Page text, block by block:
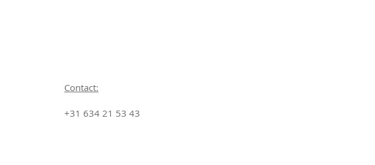
Contact:
+31 634 21 53 43